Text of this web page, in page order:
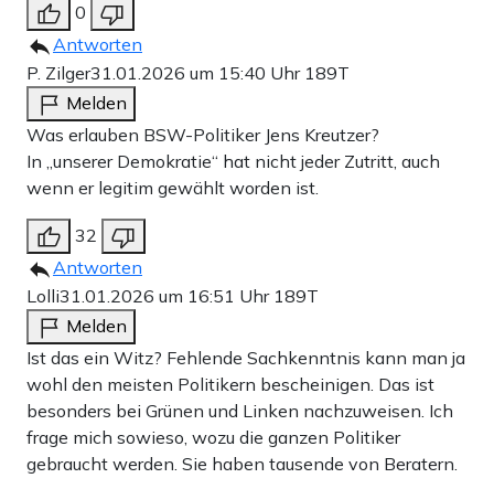
0
Antworten
P. Zilger31.01.2026 um 15:40 Uhr 189T
Melden
Was erlauben BSW-Politiker Jens Kreutzer?
In „unserer Demokratie“ hat nicht jeder Zutritt, auch
wenn er legitim gewählt worden ist.
32
Antworten
Lolli31.01.2026 um 16:51 Uhr 189T
Melden
Ist das ein Witz? Fehlende Sachkenntnis kann man ja
wohl den meisten Politikern bescheinigen. Das ist
besonders bei Grünen und Linken nachzuweisen. Ich
frage mich sowieso, wozu die ganzen Politiker
gebraucht werden. Sie haben tausende von Beratern.